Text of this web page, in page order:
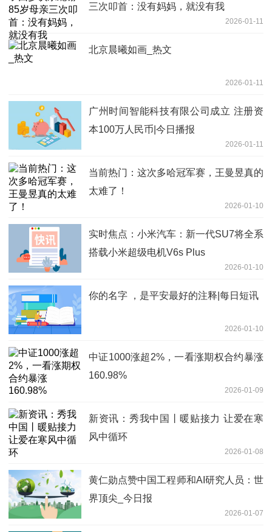
三次叩首：没有妈妈，就没有我
2026-01-11
北京晨曦如画_热文
2026-01-11
广州时间智能科技有限公司成立 注册资
本100万人民币|今日播报
2026-01-11
当前热门：这次多哈冠军赛，王曼昱真的
太难了！
2026-01-10
实时焦点：小米汽车：新一代SU7将全系
搭载小米超级电机V6s Plus
2026-01-10
你的名字 ，是平安最好的注释|每日短讯
2026-01-10
中证1000涨超2%，一看涨期权合约暴涨
160.98%
2026-01-09
新资讯：秀我中国丨暖贴接力 让爱在寒
风中循环
2026-01-08
黄仁勋点赞中国工程师和AI研究人员：世
界顶尖_今日报
2026-01-07